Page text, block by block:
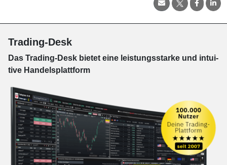
Trading-Desk
Das Trading-Desk bie­tet eine leis­tungs­star­ke und in­tui­
tive Han­dels­platt­form